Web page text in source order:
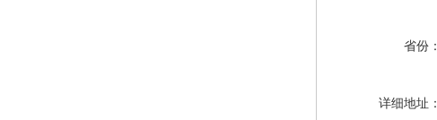
省份：
详细地址：